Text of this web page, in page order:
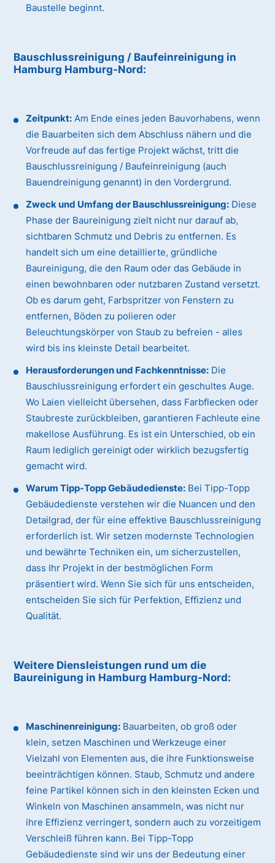
Baustelle beginnt.
Bauschlussreinigung / Baufeinreinigung in
Hamburg Hamburg-Nord:
Zeitpunkt: Am Ende eines jeden Bauvorhabens, wenn
die Bauarbeiten sich dem Abschluss nähern und die
Vorfreude auf das fertige Projekt wächst, tritt die
Bauschlussreinigung / Baufeinreinigung (auch
Bauendreinigung genannt) in den Vordergrund.
Zweck und Umfang der Bauschlussreinigung: Diese
Phase der Baureinigung zielt nicht nur darauf ab,
sichtbaren Schmutz und Debris zu entfernen. Es
handelt sich um eine detaillierte, gründliche
Baureinigung, die den Raum oder das Gebäude in
einen bewohnbaren oder nutzbaren Zustand versetzt.
Ob es darum geht, Farbspritzer von Fenstern zu
entfernen, Böden zu polieren oder
Beleuchtungskörper von Staub zu befreien - alles
wird bis ins kleinste Detail bearbeitet.
Herausforderungen und Fachkenntnisse: Die
Bauschlussreinigung erfordert ein geschultes Auge.
Wo Laien vielleicht übersehen, dass Farbflecken oder
Staubreste zurückbleiben, garantieren Fachleute eine
makellose Ausführung. Es ist ein Unterschied, ob ein
Raum lediglich gereinigt oder wirklich bezugsfertig
gemacht wird.
Warum Tipp-Topp Gebäudedienste: Bei Tipp-Topp
Gebäudedienste verstehen wir die Nuancen und den
Detailgrad, der für eine effektive Bauschlussreinigung
erforderlich ist. Wir setzen modernste Technologien
und bewährte Techniken ein, um sicherzustellen,
dass Ihr Projekt in der bestmöglichen Form
präsentiert wird. Wenn Sie sich für uns entscheiden,
entscheiden Sie sich für Perfektion, Effizienz und
Qualität.
Weitere Diensleistungen rund um die
Baureinigung in Hamburg Hamburg-Nord:
Maschinenreinigung: Bauarbeiten, ob groß oder
klein, setzen Maschinen und Werkzeuge einer
Vielzahl von Elementen aus, die ihre Funktionsweise
beeinträchtigen können. Staub, Schmutz und andere
feine Partikel können sich in den kleinsten Ecken und
Winkeln von Maschinen ansammeln, was nicht nur
ihre Effizienz verringert, sondern auch zu vorzeitigem
Verschleiß führen kann. Bei Tipp-Topp
Gebäudedienste sind wir uns der Bedeutung einer